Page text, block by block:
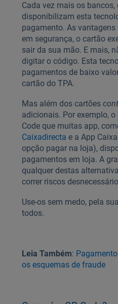
Cada vez mais os
disponibilizam esta
pagamento. As
em segurança, o cartão
sair da sua mão. E mais,
digitar o código. Esta
pagamentos de baixo
cartão do TPA.
Mas além dos cartões
adicionais. Por exemplo,
Code que muitas app,
Caixadirecta e a App
opção pagar na loja),
pagamentos em loja. A
qualquer destas
correr riscos
Use-os sem medo, pela
todos.
Leia Também:
os esquemas de fraude